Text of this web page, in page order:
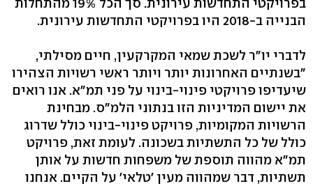
הבנייה ב-2018 היו בפרויקטי התחדשות עירונית.
לדברי יו"ר לשכת שמאי המקרקעין, חיים מסילתי,
"בשנתיים האחרונות יותר ויותר ראשי רשויות הצהירו
שיעדיפו פרויקטי פינוי-בינוי על פני תמ"א. אנו רואים
את יישום המדיניות הזו בנתוני הלמ"ס. מבחינת
הרשויות המקומיות, פרויקט פינוי-בינוי כולל שדרוג
כולל של כל התשתיות בשכונה. לעומת זאת, פרויקט
תמ"א מהווה תוספת של משפחות חדשות על אותן
תשתיות, דבר שמהווה מעין 'טלאי' על הקיים. אנחנו